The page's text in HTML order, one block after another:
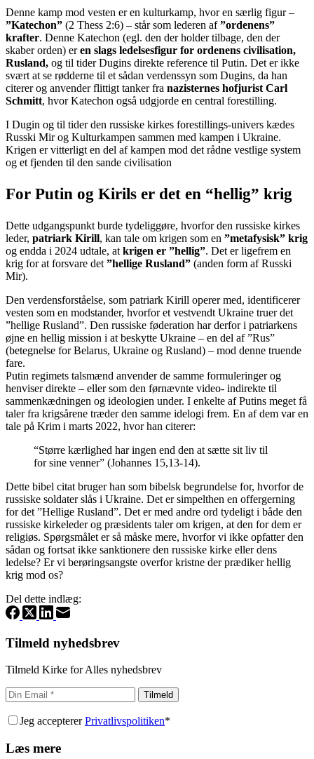
Denne kamp mod vesten er en kulturkamp, hvor en særlig figur –
”Katechon” (2 Thess 2:6) – står som lederen af”ordenens”
krafter. Denne Katechon (egl. den der holder tilbage, den der
skaber orden) eren slags ledelsesfigur for ordenens civilisation,
Rusland, og til tider Dugins direkte reference til Putin. Det er ikke
svært at se rødderne til et sådan verdenssyn som Dugins, da han
citerer og anvender flittigt tanker fra nazisternes hofjurist Carl
Schmitt, hvor Katechon også udgjorde en central forestilling.
I Dugin og til tider den russiske kirkes forestillings-univers kædes
Russki Mir og Kulturkampen sammen med kampen i Ukraine.
Krigen er vitterligt en del af kampen mod det rådne vestlige system
og et fjenden til den sande civilisation
For Putin og Kirils er det en “hellig” krig
Dette udgangspunkt burde tydeliggøre, hvorfor den russiske kirkes
leder, patriark Kirill, kan tale om krigen som en ”metafysisk” krig
og endda i 2024 udtale, at krigen er ”hellig”. Det er ligefrem en
krig for at forsvare det ”hellige Rusland” (anden form af Russki
Mir).
Den verdensforståelse, som patriark Kirill operer med, identificerer
vesten som en modstander, hvorfor et vestvendt Ukraine truer det
”hellige Rusland”. Den russiske føderation har derfor i patriarkens
øjne en hellig mission i at beskytte Ukraine – en del af ”Rus”
(betegnelse for Belarus, Ukraine og Rusland) – mod denne truende
fare.
Putin regimets talsmænd anvender de samme formuleringer og
henviser direkte – eller som den førnævnte video- indirekte til
sammenkædningen og ideologien under. I enkelte af Putins meget få
taler fra krigsårene træder den samme idelogi frem. En af dem var en
tale på Krim i marts 2022, hvor han citerer:
“Større kærlighed har ingen end den at sætte sit liv til
for sine venner” (Johannes 15,13-14).
Dette bibel citat bruger han som bibelsk begrundelse for, hvorfor de
russiske soldater slås i Ukraine. Det er simpelthen en offergerning
for det ”Hellige Rusland”. Det er med andre ord tydeligt i både den
russiske kirkeleder og præsidents taler om krigen, at den for dem er
religiøs. Spørgsmålet er så måske mere, hvorfor vi ikke opfatter den
sådan og fortsat ikke sanktionere den russiske kirke eller dens
ledelse? Er vi berøringsangste overfor kristne der prædiker hellig
krig mod os?
Del dette indlæg:
Tilmeld nyhedsbrev
Tilmeld Kirke for Alles nyhedsbrev
Tilmeld
Jeg acceptererPrivatlivspolitiken*
Læs mere